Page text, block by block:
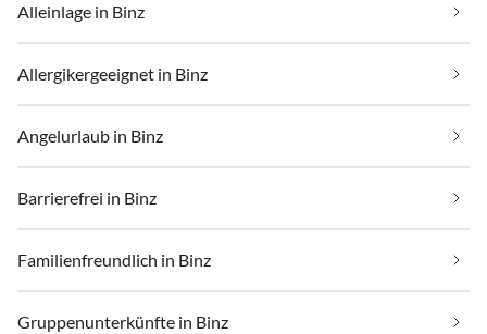
Alleinlage in Binz
Allergikergeeignet in Binz
Angelurlaub in Binz
Barrierefrei in Binz
Familienfreundlich in Binz
Gruppenunterkünfte in Binz